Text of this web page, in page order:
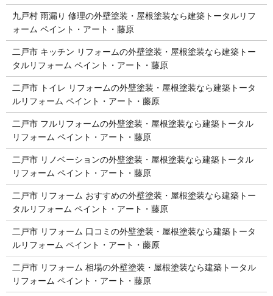
九戸村 雨漏り 修理の外壁塗装・屋根塗装なら建築トータルリフ
ォーム ペイント・アート・藤原
二戸市 キッチン リフォームの外壁塗装・屋根塗装なら建築トー
タルリフォーム ペイント・アート・藤原
二戸市 トイレ リフォームの外壁塗装・屋根塗装なら建築トータ
ルリフォーム ペイント・アート・藤原
二戸市 フルリフォームの外壁塗装・屋根塗装なら建築トータル
リフォーム ペイント・アート・藤原
二戸市 リノベーションの外壁塗装・屋根塗装なら建築トータル
リフォーム ペイント・アート・藤原
二戸市 リフォーム おすすめの外壁塗装・屋根塗装なら建築トー
タルリフォーム ペイント・アート・藤原
二戸市 リフォーム 口コミの外壁塗装・屋根塗装なら建築トータ
ルリフォーム ペイント・アート・藤原
二戸市 リフォーム 相場の外壁塗装・屋根塗装なら建築トータル
リフォーム ペイント・アート・藤原